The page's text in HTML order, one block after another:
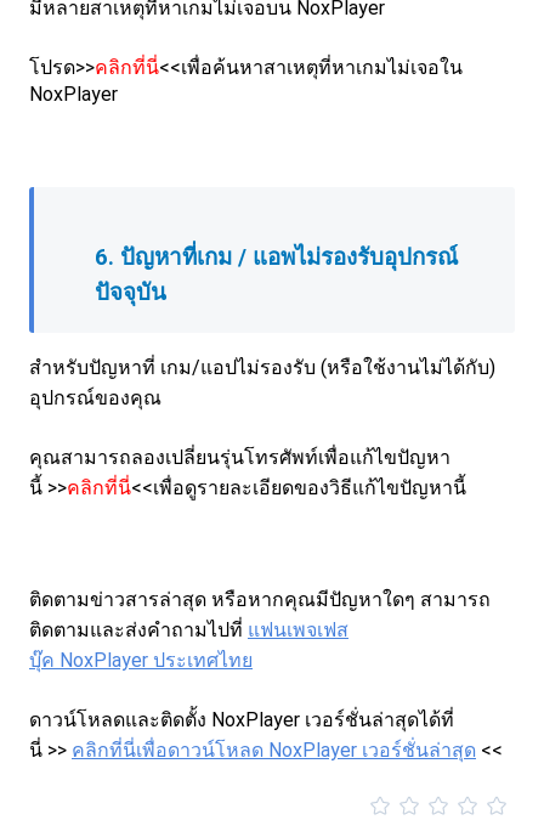
มีหลายสาเหตุที่หาเกมไม่เจอบน NoxPlayer
โปรด>>คลิกที่นี่<<เพื่อค้นหาสาเหตุที่หาเกมไม่เจอใน
NoxPlayer
6. ปัญหาที่เกม / แอพไม่รองรับอุปกรณ์
ปัจจุบัน
สำหรับปัญหาที่ เกม/แอปไม่รองรับ (หรือใช้งานไม่ได้กับ)
อุปกรณ์ของคุณ
คุณสามารถลองเปลี่ยนรุ่นโทรศัพท์เพื่อแก้ไขปัญหา
นี้ >>คลิกที่นี่<<เพื่อดูรายละเอียดของวิธีแก้ไขปัญหานี้
ติดตามข่าวสารล่าสุด หรือหากคุณมีปัญหาใดๆ สามารถ
ติดตามและส่งคำถามไปที่ แฟนเพจเฟส
บุ๊ค NoxPlayer ประเทศไทย
ดาวน์โหลดและติดตั้ง NoxPlayer เวอร์ชั่นล่าสุดได้ที่
นี่ >> คลิกที่นี่เพื่อดาวน์โหลด NoxPlayer เวอร์ชั่นล่าสุด <<